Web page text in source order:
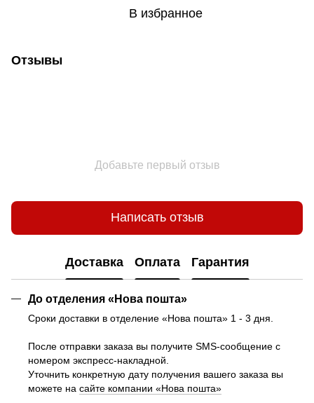
В избранное
Отзывы
Добавьте первый отзыв
Написать отзыв
Доставка Оплата Гарантия
До отделения «Нова пошта»
Сроки доставки в отделение «Нова пошта» 1 - 3 дня.
После отправки заказа вы получите SMS-сообщение с
номером экспресс-накладной.
Уточнить конкретную дату получения вашего заказа вы
можете на сайте компании «Нова пошта»